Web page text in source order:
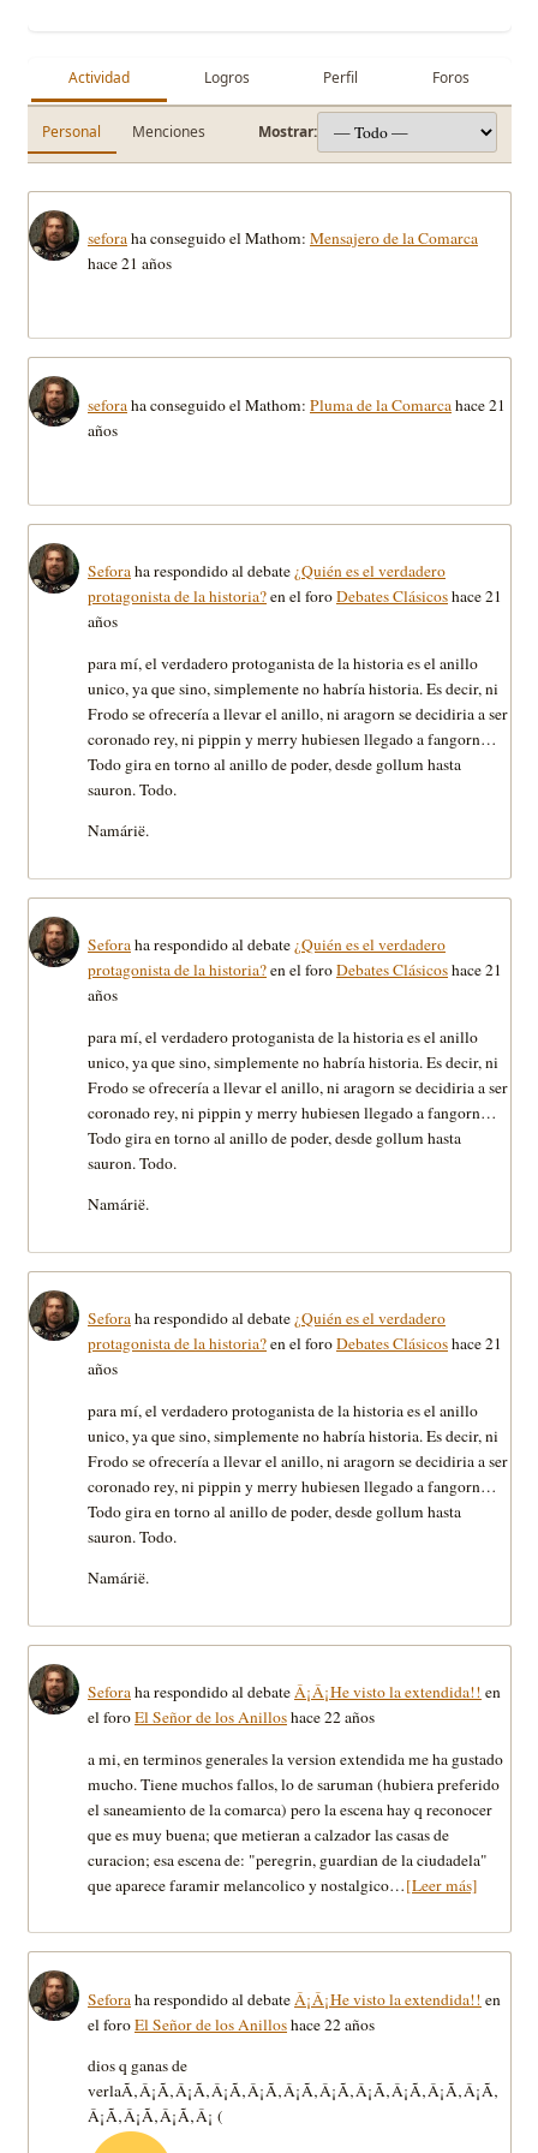
Actividad Logros Perfil Foros
Personal Menciones Mostrar:
seforaha conseguido el Mathom: Mensajero de la Comarca
hace 21 años
seforaha conseguido el Mathom: Pluma de la Comarcahace 21
años
Seforaha respondido al debate¿Quién es el verdadero
protagonista de la historia?en el foroDebates Clásicoshace 21
años
para mí, el verdadero protoganista de la historia es el anillo
unico, ya que sino, simplemente no habría historia. Es decir, ni
Frodo se ofrecería a llevar el anillo, ni aragorn se decidiria a ser
coronado rey, ni pippin y merry hubiesen llegado a fangorn…
Todo gira en torno al anillo de poder, desde gollum hasta
sauron. Todo.
Namárië.
Seforaha respondido al debate¿Quién es el verdadero
protagonista de la historia?en el foroDebates Clásicoshace 21
años
para mí, el verdadero protoganista de la historia es el anillo
unico, ya que sino, simplemente no habría historia. Es decir, ni
Frodo se ofrecería a llevar el anillo, ni aragorn se decidiria a ser
coronado rey, ni pippin y merry hubiesen llegado a fangorn…
Todo gira en torno al anillo de poder, desde gollum hasta
sauron. Todo.
Namárië.
Seforaha respondido al debate¿Quién es el verdadero
protagonista de la historia?en el foroDebates Clásicoshace 21
años
para mí, el verdadero protoganista de la historia es el anillo
unico, ya que sino, simplemente no habría historia. Es decir, ni
Frodo se ofrecería a llevar el anillo, ni aragorn se decidiria a ser
coronado rey, ni pippin y merry hubiesen llegado a fangorn…
Todo gira en torno al anillo de poder, desde gollum hasta
sauron. Todo.
Namárië.
Seforaha respondido al debateÂ¡Â¡He visto la extendida!! en
el foroEl Señor de los Anilloshace 22 años
a mi, en terminos generales la version extendida me ha gustado
mucho. Tiene muchos fallos, lo de saruman (hubiera preferido
el saneamiento de la comarca) pero la escena hay q reconocer
que es muy buena; que metieran a calzador las casas de
curacion; esa escena de: "peregrin, guardian de la ciudadela"
que aparece faramir melancolico y nostalgico…[Leer más]
Seforaha respondido al debateÂ¡Â¡He visto la extendida!! en
el foroEl Señor de los Anilloshace 22 años
dios q ganas de
verlaÃ‚Â¡Ã‚Â¡Ã‚Â¡Ã‚Â¡Ã‚Â¡Ã‚Â¡Ã‚Â¡Ã‚Â¡Ã‚Â¡Ã‚Â¡Ã‚
Â¡Ã‚Â¡Ã‚Â¡Ã‚Â¡ (